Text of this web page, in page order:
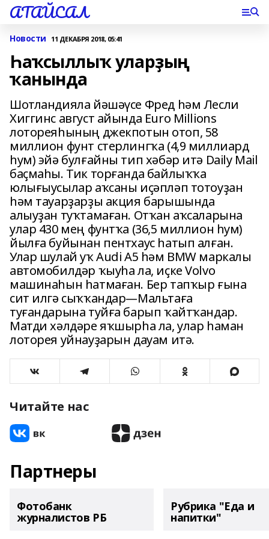
АТАЙСАЛ
Новости 11 ДЕКАБРЯ 2018, 05:41
Һаҡсыллыҡ уларҙың
ҡанында
Шотландияла йәшәүсе Фред һәм Лесли
Хиггинс август айында Euro Millions
лотореяһының джекпотын отоп, 58
миллион фунт стерлингҡа (4,9 миллиард
һум) эйә булғайны тип хәбәр итә Daily Mail
баҫмаһы. Тик торғанда байлыҡҡа
юлығыусылар аҡсаны иҫәпләп тотоуҙан
һәм тауарҙарҙы акция барышында
алыуҙан туҡтамаған. Отҡан аҡсаларына
улар 430 мең фунтҡа (36,5 миллион һум)
йылға буйынан пентхаус һатып алған.
Улар шулай уҡ Audi A5 һәм BMW маркалы
автомобилдәр ҡыуһа ла, иҫке Volvo
машинаһын һатмаған. Бер тапҡыр ғына
сит илгә сыҡҡандар—Мальтаға
туғандарына туйға барып ҡайтҡандар.
Матди хәлдәре яҡшырһа ла, улар һаман
лоторея уйнауҙарын дауам итә.
Читайте нас
Партнеры
Фотобанк
журналистов РБ
Рубрика "Еда и
напитки"